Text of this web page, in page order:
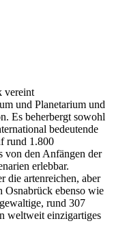
vereint
und Planetarium und
Es beherbergt sowohl
bedeutende
rund 1.800
von den Anfängen der
erlebbar.
die artenreichen, aber
Osnabrück ebenso wie
rund 307
weltweit einzigartiges